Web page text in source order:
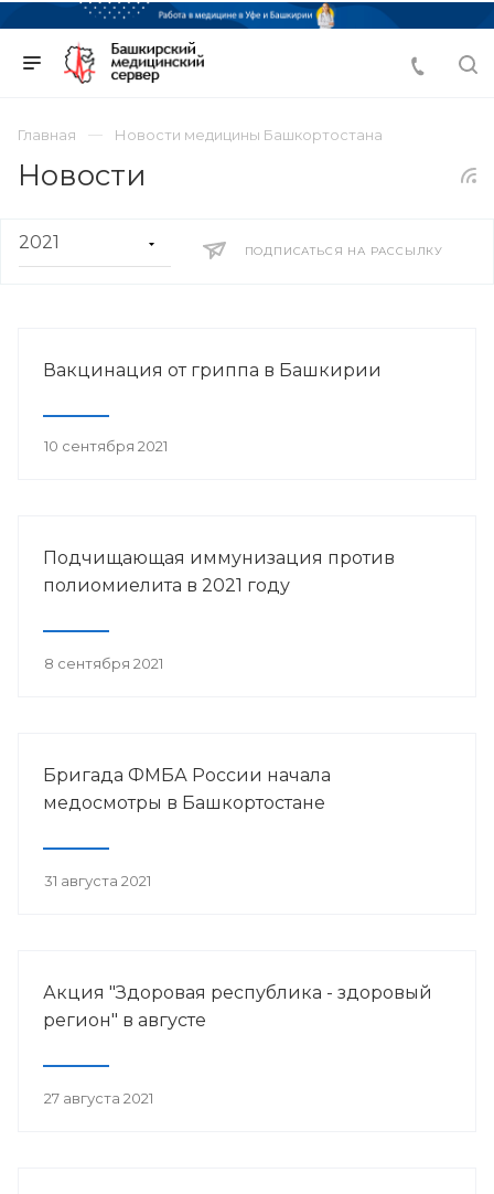
Главная Новости медицины Башкортостана
Новости
ПОДПИСАТЬСЯ НА РАССЫЛКУ
Вакцинация от гриппа в Башкирии
10 сентября 2021
Подчищающая иммунизация против
полиомиелита в 2021 году
8 сентября 2021
Бригада ФМБА России начала
медосмотры в Башкортостане
31 августа 2021
Акция "Здоровая республика - здоровый
регион" в августе
27 августа 2021